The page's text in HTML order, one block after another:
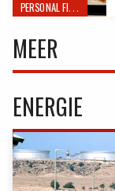
PERSONAL FINANCE
MEER
ENERGIE